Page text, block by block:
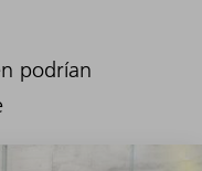
podrían